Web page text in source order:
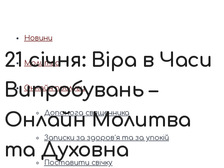
Новини
Молитва
Онлайн послуги
Допомога священника
Записки за здоров’я та за упокій
Поставити свічку
21 січня: Віра в Часи
Випробувань –
Онлайн Молитва
та Духовна